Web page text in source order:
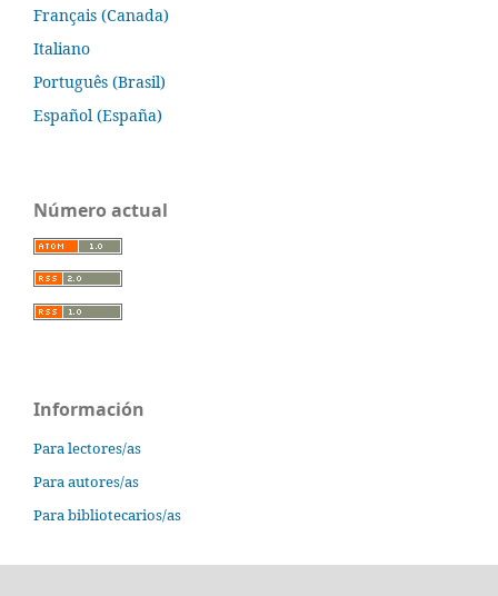
Français (Canada)
Italiano
Português (Brasil)
Español (España)
Número actual
Información
Para lectores/as
Para autores/as
Para bibliotecarios/as